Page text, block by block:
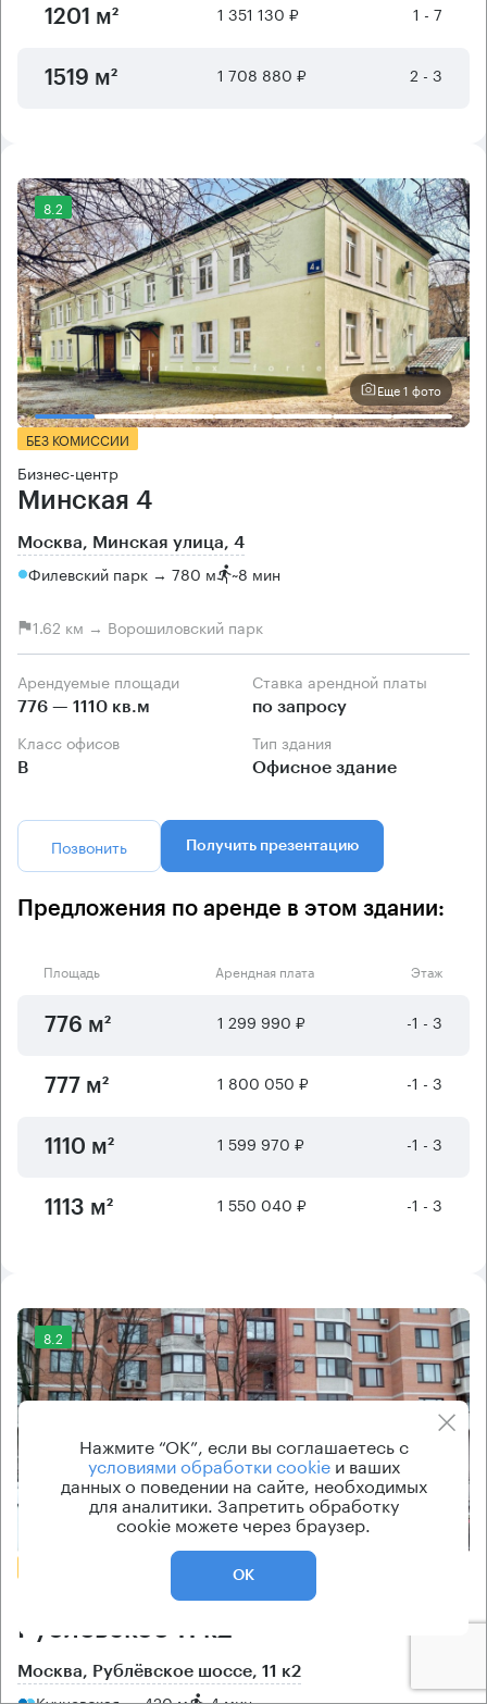
1201 м² 1 351 130 ₽ 1 - 7
1519 м² 1 708 880 ₽ 2 - 3
8.2
Еще 1 фото
БЕЗ КОМИССИИ
Бизнес-центр
Минская 4
Москва, Минская улица, 4
Филевский парк → 780 м ~8 мин
1.62 км → Ворошиловский парк
Арендуемые площади
776 — 1110 кв.м
Ставка арендной платы
по запросу
Класс офисов
B
Тип здания
Офисное здание
Позвонить Получить презентацию
Предложения по аренде в этом здании:
Площадь Арендная плата Этаж
776 м² 1 299 990 ₽ -1 - 3
777 м² 1 800 050 ₽ -1 - 3
1110 м² 1 599 970 ₽ -1 - 3
1113 м² 1 550 040 ₽ -1 - 3
8.2
Еще фото
Рублёвское 11 к2
Москва, Рублёвское шоссе, 11 к2
Нажмите “ОК”, если вы соглашаетесь с
условиями обработки cookieи ваших
данных о поведении на сайте, необходимых
для аналитики. Запретить обработку
cookie можете через браузер.
ОК